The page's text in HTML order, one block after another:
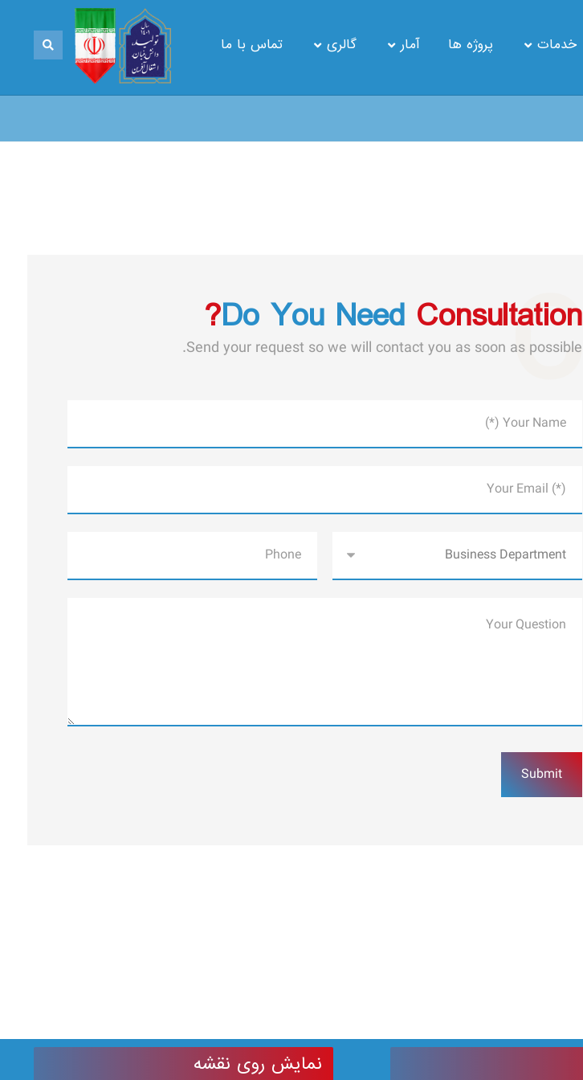
خدمات پروژه ها آمار گالری تماس با ما
C
Do You Need Consultation?
Send your request so we will contact you as soon as possible.
Submit
نمایش روی نقشه